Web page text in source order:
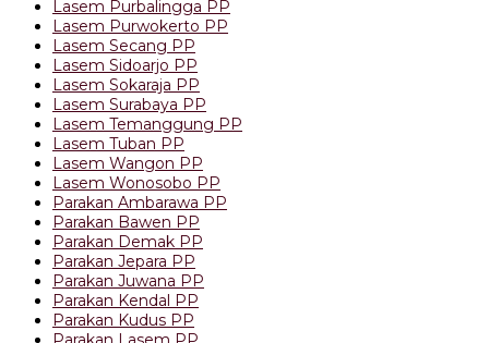
Lasem Purbalingga PP
Lasem Purwokerto PP
Lasem Secang PP
Lasem Sidoarjo PP
Lasem Sokaraja PP
Lasem Surabaya PP
Lasem Temanggung PP
Lasem Tuban PP
Lasem Wangon PP
Lasem Wonosobo PP
Parakan Ambarawa PP
Parakan Bawen PP
Parakan Demak PP
Parakan Jepara PP
Parakan Juwana PP
Parakan Kendal PP
Parakan Kudus PP